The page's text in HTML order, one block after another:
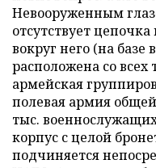
Невооруженным
отсутствует
вокруг него (на
расположена со всех
армейская
полевая армия
тыс.
корпус с целой
подчиняется